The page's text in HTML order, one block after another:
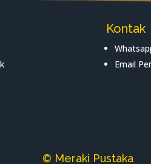
Kontak
Email
© Meraki Pustaka